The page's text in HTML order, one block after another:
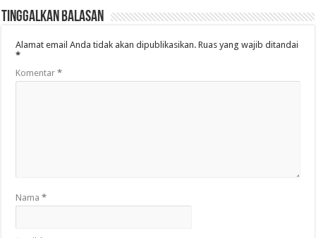
Tinggalkan Balasan
Alamat email Anda tidak akan dipublikasikan. Ruas yang wajib ditandai
*
Komentar*
Nama*